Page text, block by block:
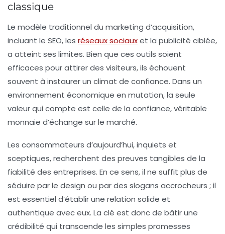
classique
Le modèle traditionnel du marketing d’acquisition,
incluant le SEO, les réseaux sociauxet la publicité ciblée,
a atteint ses limites. Bien que ces outils soient
efficaces pour attirer des visiteurs, ils échouent
souvent à instaurer un climat de confiance. Dans un
environnement économique en mutation, la seule
valeur qui compte est celle de la confiance, véritable
monnaie d’échange sur le marché.
Les consommateurs d’aujourd’hui, inquiets et
sceptiques, recherchent des preuves tangibles de la
fiabilité des entreprises. En ce sens, il ne suffit plus de
séduire par le design ou par des slogans accrocheurs ; il
est essentiel d’établir une relation solide et
authentique avec eux. La clé est donc de bâtir une
crédibilité qui transcende les simples promesses